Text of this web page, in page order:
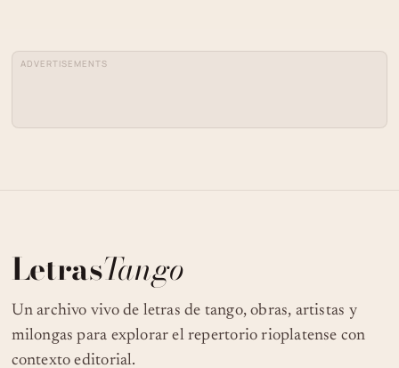
ADVERTISEMENTS
LetrasTango
Un archivo vivo de letras de tango, obras, artistas y
milongas para explorar el repertorio rioplatense con
contexto editorial.